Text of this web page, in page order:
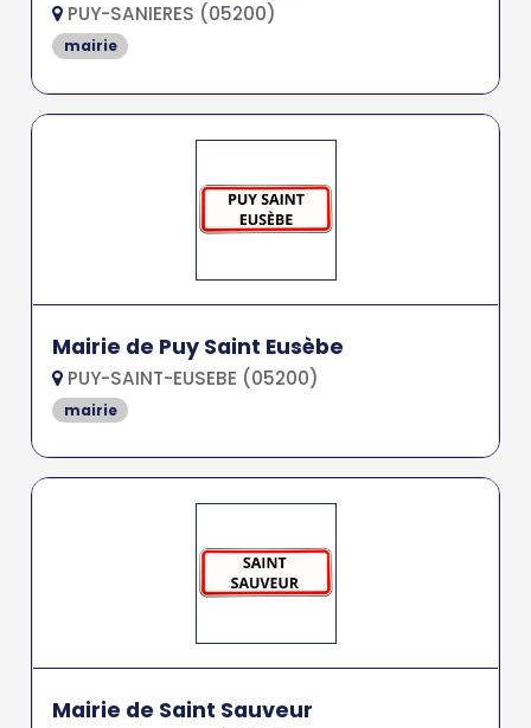
PUY-SANIERES (05200)
mairie
Mairie de Puy Saint Eusèbe
PUY-SAINT-EUSEBE (05200)
mairie
Mairie de Saint Sauveur